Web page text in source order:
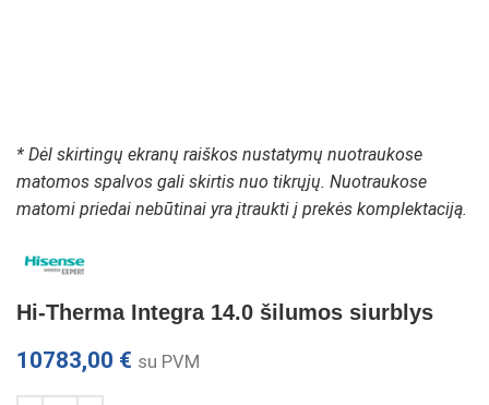
* Dėl skirtingų ekranų raiškos nustatymų nuotraukose
matomos spalvos gali skirtis nuo tikrųjų. Nuotraukose
matomi priedai nebūtinai yra įtraukti į prekės komplektaciją.
Hi-Therma Integra 14.0 šilumos siurblys
10783,00 € su PVM